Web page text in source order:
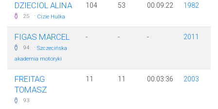
DZIECIOL ALINA
25 · Cizie Hulka
104 53 00:09:22 1982
FIGAS MARCEL
94 · Szczecińska
akademia motoryki
- - - 2011
FREITAG
TOMASZ
93
11 11 00:03:36 2003